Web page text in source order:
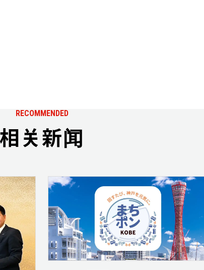
RECOMMENDED
相关新闻